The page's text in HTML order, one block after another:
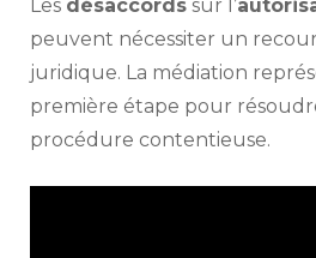
Les désaccords sur l’
peuvent nécessiter un
juridique. La médiation
première étape pour
procédure contentieuse.